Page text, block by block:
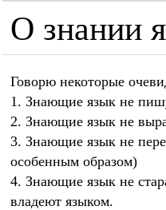
О знании
Говорю некоторые
1. Знающие язык не
2. Знающие язык не
3. Знающие язык не
особенным образом)
4. Знающие язык не
владеют языком.